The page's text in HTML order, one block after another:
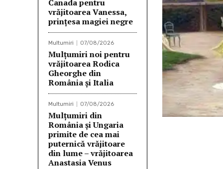
Canada pentru
vrăjitoarea Vanessa,
prințesa magiei negre
Multumiri 07/08/2026
Mulţumiri noi pentru
vrăjitoarea Rodica
Gheorghe din
România și Italia
Multumiri 07/08/2026
Mulţumiri din
România și Ungaria
primite de cea mai
puternică vrăjitoare
din lume – vrăjitoarea
Anastasia Venus